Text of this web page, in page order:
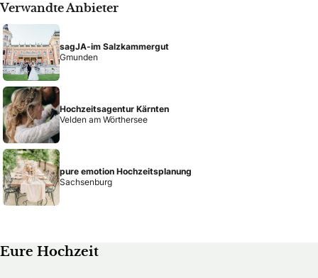
Verwandte Anbieter
sagJA-im Salzkammergut
Gmunden
Hochzeitsagentur Kärnten
Velden am Wörthersee
pure emotion Hochzeitsplanung
Sachsenburg
Eure Hochzeit